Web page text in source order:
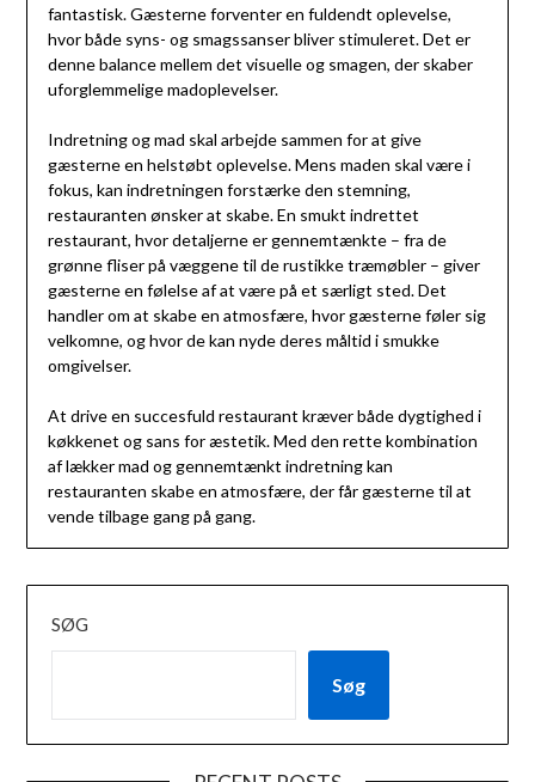
fantastisk. Gæsterne forventer en fuldendt oplevelse,
hvor både syns- og smagssanser bliver stimuleret. Det er
denne balance mellem det visuelle og smagen, der skaber
uforglemmelige madoplevelser.
Indretning og mad skal arbejde sammen for at give
gæsterne en helstøbt oplevelse. Mens maden skal være i
fokus, kan indretningen forstærke den stemning,
restauranten ønsker at skabe. En smukt indrettet
restaurant, hvor detaljerne er gennemtænkte – fra de
grønne fliser på væggene til de rustikke træmøbler – giver
gæsterne en følelse af at være på et særligt sted. Det
handler om at skabe en atmosfære, hvor gæsterne føler sig
velkomne, og hvor de kan nyde deres måltid i smukke
omgivelser.
At drive en succesfuld restaurant kræver både dygtighed i
køkkenet og sans for æstetik. Med den rette kombination
af lækker mad og gennemtænkt indretning kan
restauranten skabe en atmosfære, der får gæsterne til at
vende tilbage gang på gang.
SØG
Søg